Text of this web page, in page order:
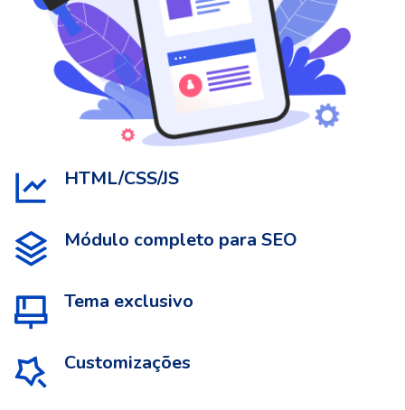
HTML/CSS/JS
Módulo completo para SEO
Tema exclusivo
Customizações